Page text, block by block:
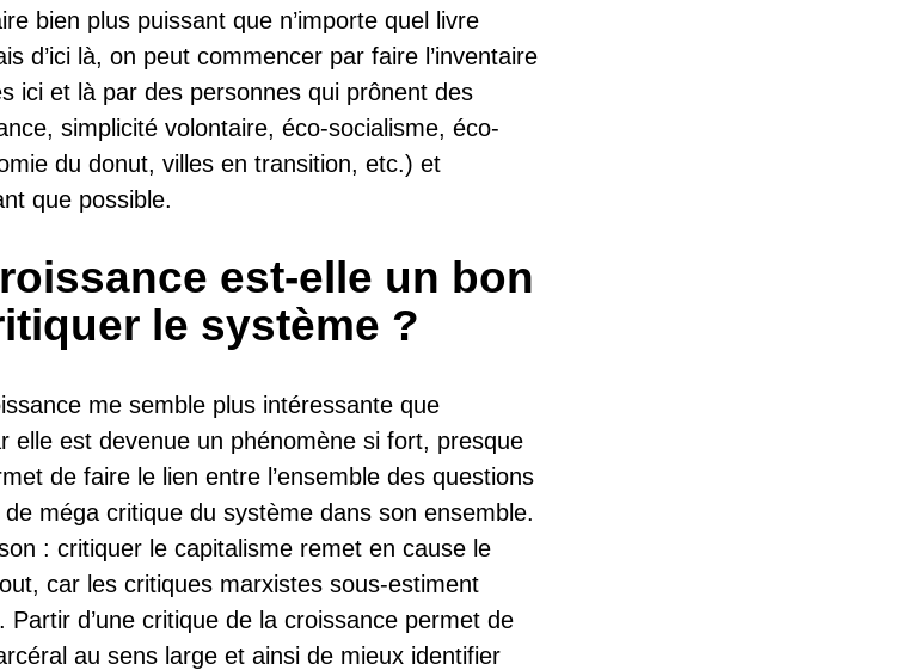
bien plus puissant que n’importe quel livre
d’ici là, on peut commencer par faire l’inventaire
ici et là par des personnes qui prônent des
simplicité volontaire, éco-socialisme, éco-
du donut, villes en transition, etc.) et
que possible.
est-elle un bon
le système ?
me semble plus intéressante que
elle est devenue un phénomène si fort, presque
de faire le lien entre l’ensemble des questions
méga critique du système dans son ensemble.
: critiquer le capitalisme remet en cause le
car les critiques marxistes sous-estiment
Partir d’une critique de la croissance permet de
au sens large et ainsi de mieux identifier